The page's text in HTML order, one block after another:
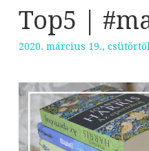
Top5 |
2020. március 19.,